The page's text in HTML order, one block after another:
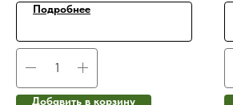
Подробнее
Добавить в корзину